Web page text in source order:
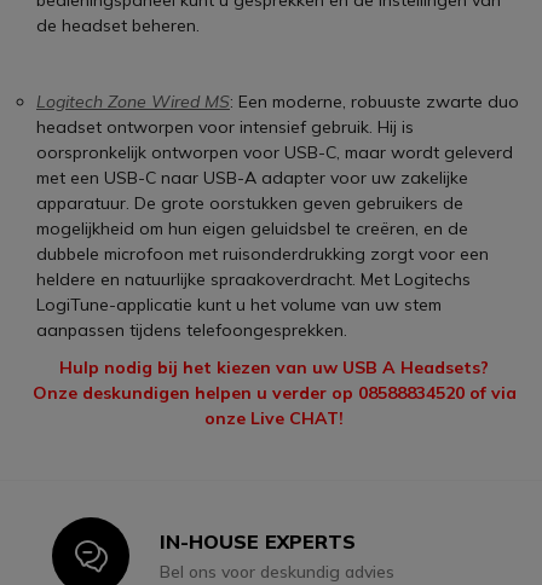
de headset beheren.
Logitech Zone Wired MS: Een moderne, robuuste zwarte duo
headset ontworpen voor intensief gebruik. Hij is
oorspronkelijk ontworpen voor USB-C, maar wordt geleverd
met een USB-C naar USB-A adapter voor uw zakelijke
apparatuur. De grote oorstukken geven gebruikers de
mogelijkheid om hun eigen geluidsbel te creëren, en de
dubbele microfoon met ruisonderdrukking zorgt voor een
heldere en natuurlijke spraakoverdracht. Met Logitechs
LogiTune-applicatie kunt u het volume van uw stem
aanpassen tijdens telefoongesprekken.
Hulp nodig bij het kiezen van uw USB A Headsets?
Onze deskundigen helpen u verder op 08588834520 of via
onze Live CHAT!
IconIN-HOUSE EXPERTS
Bel ons voor deskundig advies